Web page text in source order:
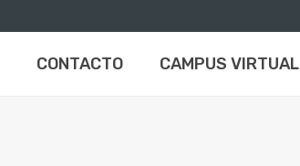
CONTACTO CAMPUS VIRTUAL